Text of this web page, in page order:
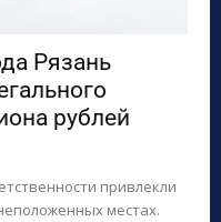
Рязань
рублей
привлекли
местах.